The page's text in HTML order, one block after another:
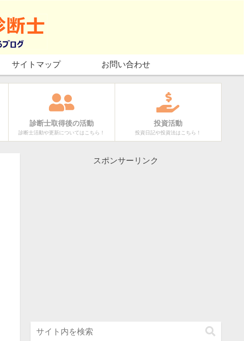
サイトマップ お問い合わせ
診断士取得後の活動
診断士活動や更新についてはこちら！
投資活動
投資日記や投資法はこちら！
スポンサーリンク